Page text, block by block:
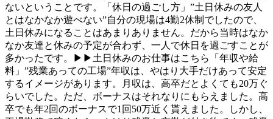
ないということです。「休日の過ごし方」”土日休みの友人
とはなかなか遊べない”自分の現場は4勤2休制でしたので、
土日休みになることはあまりありません。だから当時はなか
なか友達と休みの予定が合わず、一人で休日を過ごすことが
多かったです。▶▶土日休みのお仕事はこちら「年収や給
料」”残業あっての工場”年収は、やはり大手だけあって安定
するイメージがあります。月収は、高卒だとよくても20万ぐ
らいでした。ただ、ボーナスはそれなりにもらえました。高
卒でも年2回のボーナスで1回50万近く貰えました。しかし、